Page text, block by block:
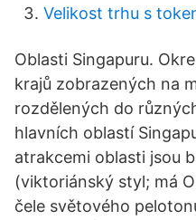
Velikost trhu s
Oblasti Singapuru.
krajů zobrazených na
rozdělených do
hlavních oblastí
atrakcemi oblasti jsou
(viktoriánský styl; má
čele světového